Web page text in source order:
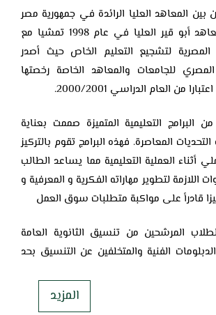
بين المعاهد العليا الرائدة في جمهورية مصر
العربية ،أنُشئت معاهد ‏أبو قير العليا في عام 1998 تمشيا مع
لتشجيع التعليم الخاص ‏حيث أصدر
للجامعات والمعاهد الخاصة رخصتها
من العام الدراسي 2000/2001.‏
البرامج التعليمية المتميزة صممت بعناية
المعاصرة. فهذه البرامج تقوم بالتركيز
أثناء العملية ‏التعليمية مما يساعد الطالب
اللازمة لتطوير مهاراته الفكرية و ‏المعرفية و
قادرأ على مواكبة متطلبات سوق العمل
المرشحين من تنسيق الثانوية العامة
الفنية والمتخلفين عن التنسيق بحد
المزيد